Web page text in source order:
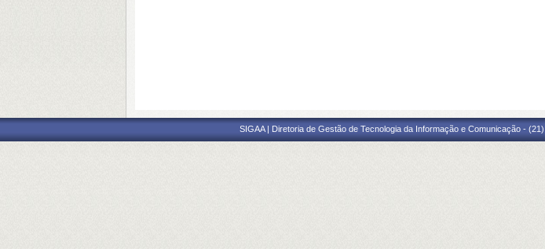
SIGAA | Diretoria de Gestão de Tecnologia da Informação e Comunicação -